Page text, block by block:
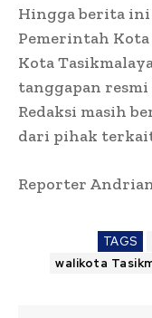
Hingga berita
Pemerintah Kota
Kota
tanggapan
Redaksi masih
dari pihak
Reporter
TAGS
walikota